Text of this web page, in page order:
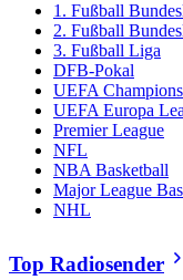
1. Fußball
2. Fußball
3. Fußball Liga
DFB-Pokal
UEFA
UEFA Europa
Premier League
NFL
NBA Basketball
Major League
NHL
Top Radiosender